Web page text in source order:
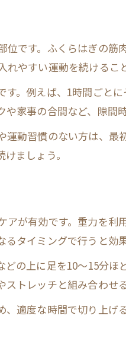
で実感する体内ケア術
むくみ原因見直し
とが改善の第一歩
根本から見直す方法
慣と体質の関連性解説
質チェックのすすめ
です。ふくらはぎの筋
やすい運動を続けるこ
。例えば、1時間ごと
家事の合間など、隙間
動習慣のない方は、最
ましょう。
が有効です。重力を利
タイミングで行うと効
の上に足を10〜15分
トレッチと組み合わせ
適度な時間で切り上げ